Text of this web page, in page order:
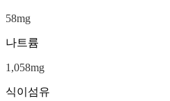
58mg
나트륨
1,058mg
식이섬유